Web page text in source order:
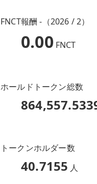
FNCT報酬 -（2026 / 2）
0.00 FNCT
ホールドトークン総数
トークンホルダー数
40.7155 人